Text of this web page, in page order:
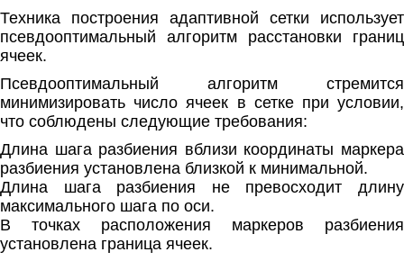
Техника построения адаптивной сетки использует
псевдооптимальный алгоритм расстановки границ
ячеек.
Псевдооптимальный алгоритм стремится
минимизировать число ячеек в сетке при условии,
что соблюдены следующие требования:
Длина шага разбиения вблизи координаты маркера
разбиения установлена близкой к минимальной.
Длина шага разбиения не превосходит длину
максимального шага по оси.
В точках расположения маркеров разбиения
установлена граница ячеек.